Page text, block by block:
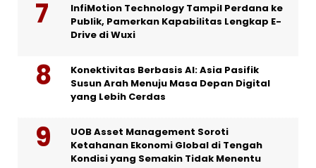
InfiMotion Technology Tampil Perdana ke
Publik, Pamerkan Kapabilitas Lengkap E-
Drive di Wuxi
Konektivitas Berbasis AI: Asia Pasifik
Susun Arah Menuju Masa Depan Digital
yang Lebih Cerdas
UOB Asset Management Soroti
Ketahanan Ekonomi Global di Tengah
Kondisi yang Semakin Tidak Menentu